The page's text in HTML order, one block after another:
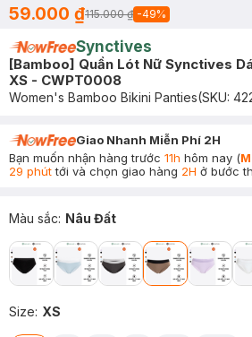
59.000 ₫115.000 ₫ -49%
Synctives
[Bamboo] Quần Lót Nữ Synctives
XS - CWPT0008
Women's Bamboo Bikini Panties(SKU:
Giao Nhanh Miễn Phí 2H
Bạn muốn nhận hàng trước 11h hôm nay (
29 phúttới và chọn giao hàng 2H ở bước
Màu sắc: Nâu Đất
Size: XS